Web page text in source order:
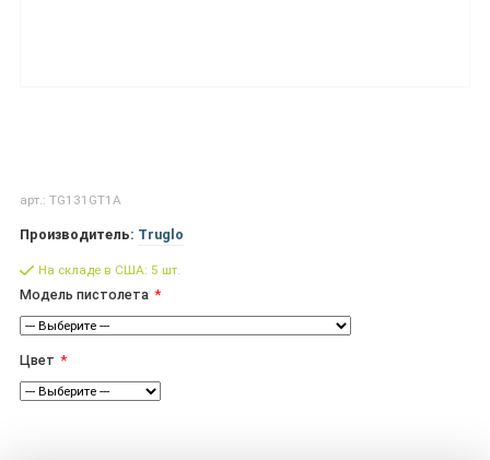
арт.: TG131GT1A
Производитель: Truglo
На складе в США: 5 шт.
Модель пистолета
Цвет